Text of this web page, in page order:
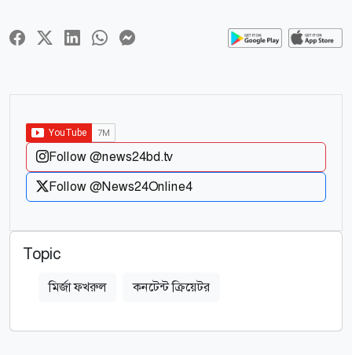
Follow @news24bd.tv
Follow @News24Online4
Topic
মির্জা ফখরুল কনটেন্ট ক্রিয়েটর